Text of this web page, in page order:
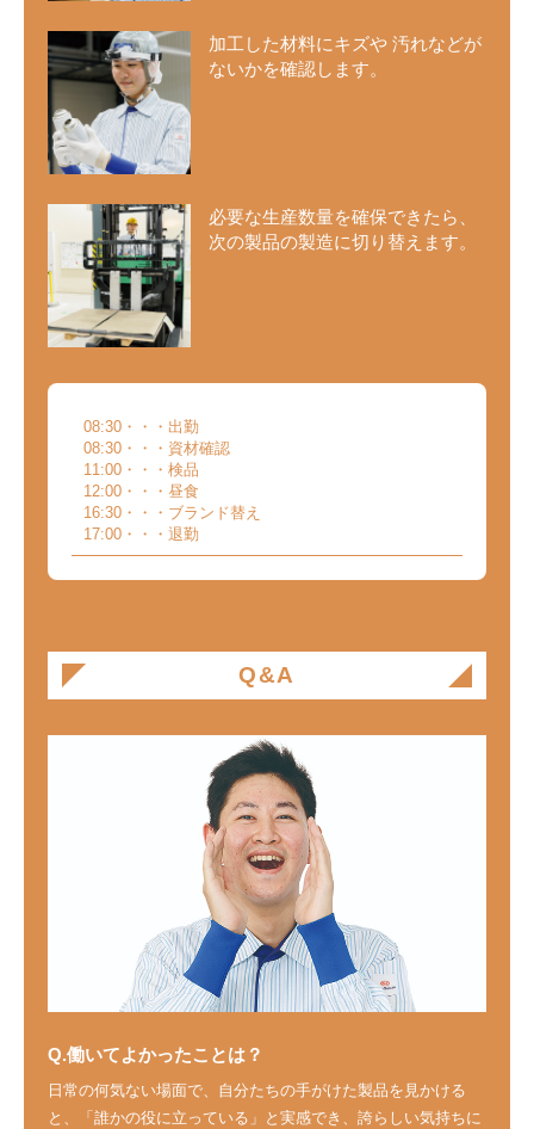
加工した材料にキズや 汚れなどが
ないかを確認します。
必要な生産数量を確保できたら、
次の製品の製造に切り替えます。
08:30・・・出勤
08:30・・・資材確認
11:00・・・検品
12:00・・・昼食
16:30・・・ブランド替え
17:00・・・退勤
Q&A
Q.働いてよかったことは？
日常の何気ない場面で、自分たちの手がけた製品を見かける
と、「誰かの役に立っている」と実感でき、誇らしい気持ちに